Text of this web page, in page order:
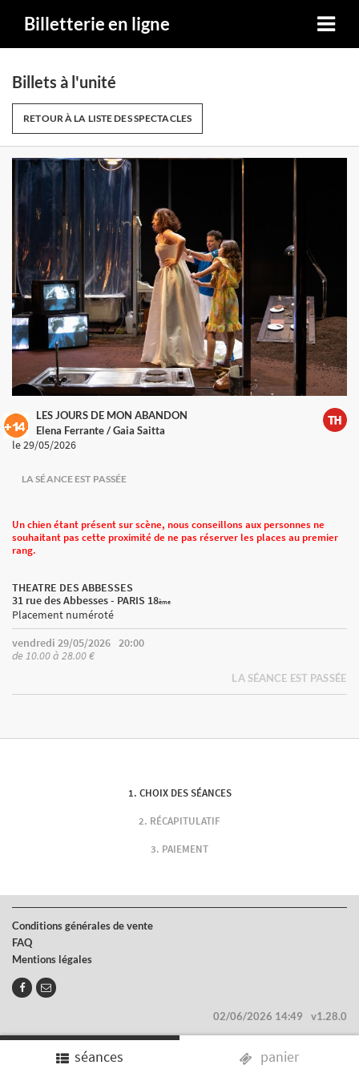
Billetterie en ligne
séances panier
Billets à l'unité
RETOUR À LA LISTE DES SPECTACLES
LES JOURS DE MON ABANDON
Elena Ferrante / Gaia Saitta
le 29/05/2026
LA SÉANCE EST PASSÉE
Un chien étant présent sur scène, nous conseillons aux personnes ne
souhaitant pas cette proximité de ne pas réserver les places au premier
rang.
THEATRE DES ABBESSES
31 rue des Abbesses - PARIS 18ème
Placement numéroté
vendredi 29/05/2026 20:00
de 10.00 à 28.00 €
LA SÉANCE EST PASSÉE
CHOIX DES SÉANCES
RÉCAPITULATIF
PAIEMENT
Conditions générales de vente
FAQ
Mentions légales
02/06/2026 14:49 v1.28.0